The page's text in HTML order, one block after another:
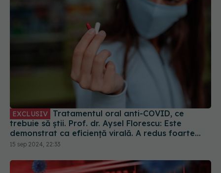
trebuie să știi. Prof. dr. Aysel Florescu: Este
demonstrat ca eficiență virală. A redus foarte
mult riscul de spitalizare
15 sep 2024, 22:33